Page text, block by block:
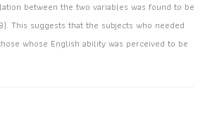
between the two variables was found to be
This suggests that the subjects who needed
whose English ability was perceived to be